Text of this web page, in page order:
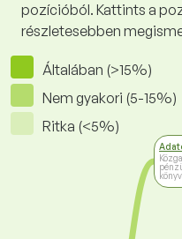
pozícióból. Kattints a
részletesebben
Általában (>15%)
Nem gyakori (5-15%)
Ritka (<5%)